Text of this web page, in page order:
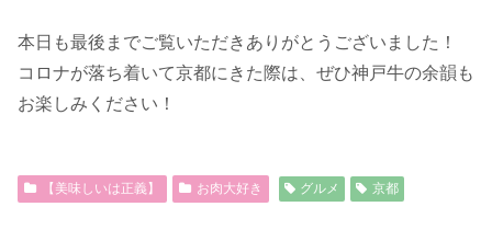
本日も最後までご覧いただきありがとうございました！
コロナが落ち着いて京都にきた際は、ぜひ神戸牛の余韻も
お楽しみください！
【美味しいは正義】 お肉大好き グルメ 京都